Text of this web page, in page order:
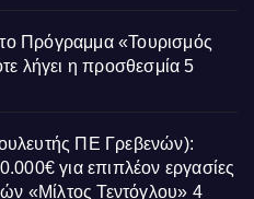
Πρόγραμμα «Τουρισμός
λήγει η προσθεσμία 5
ΠΕ Γρεβενών):
για επιπλέον εργασίες
«Μίλτος Τεντόγλου» 4